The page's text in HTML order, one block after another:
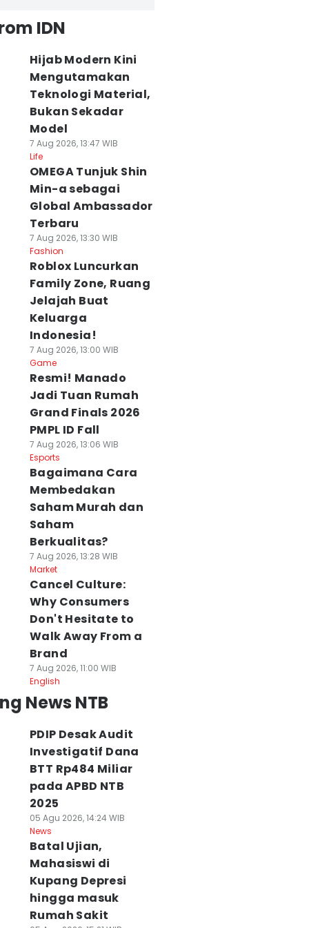
IDN
Hijab Modern Kini
Mengutamakan
Teknologi Material,
Bukan Sekadar
Model
7 Aug 2026, 13:47 WIB
Life
OMEGA Tunjuk Shin
Min-a sebagai
Global Ambassador
Terbaru
7 Aug 2026, 13:30 WIB
Fashion
Roblox Luncurkan
Family Zone, Ruang
Jelajah Buat
Keluarga
Indonesia!
7 Aug 2026, 13:00 WIB
Game
Resmi! Manado
Jadi Tuan Rumah
Grand Finals 2026
PMPL ID Fall
7 Aug 2026, 13:06 WIB
Esports
Bagaimana Cara
Membedakan
Saham Murah dan
Saham
Berkualitas?
7 Aug 2026, 13:28 WIB
Market
Cancel Culture:
Why Consumers
Don't Hesitate to
Walk Away From a
Brand
7 Aug 2026, 11:00 WIB
English
News NTB
PDIP Desak Audit
Investigatif Dana
BTT Rp484 Miliar
pada APBD NTB
2025
05 Agu 2026, 14:24 WIB
News
Batal Ujian,
Mahasiswi di
Kupang Depresi
hingga masuk
Rumah Sakit